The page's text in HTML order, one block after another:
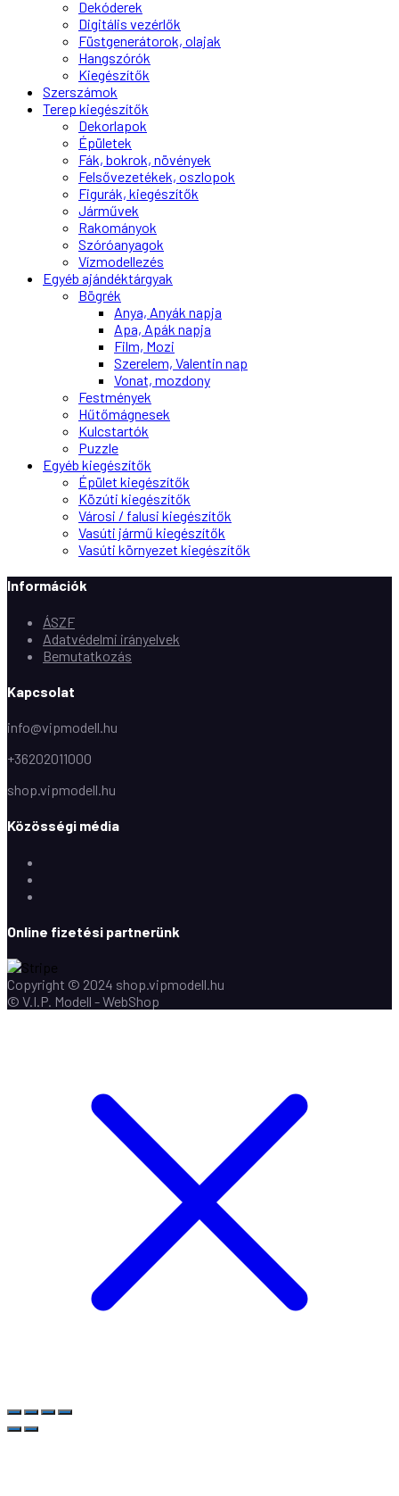
Dekóderek
Digitális vezérlők
Füstgenerátorok, olajak
Hangszórók
Kiegészítők
Szerszámok
Terep kiegészítők
Dekorlapok
Épületek
Fák, bokrok, növények
Felsővezetékek, oszlopok
Figurák, kiegészítők
Járművek
Rakományok
Szóróanyagok
Vízmodellezés
Egyéb ajándéktárgyak
Bögrék
Anya, Anyák napja
Apa, Apák napja
Film, Mozi
Szerelem, Valentin nap
Vonat, mozdony
Festmények
Hűtőmágnesek
Kulcstartók
Puzzle
Egyéb kiegészítők
Épület kiegészítők
Közúti kiegészítők
Városi / falusi kiegészítők
Vasúti jármű kiegészítők
Vasúti környezet kiegészítők
Információk
ÁSZF
Adatvédelmi irányelvek
Bemutatkozás
Kapcsolat
info@vipmodell.hu
+36202011000
shop.vipmodell.hu
Közösségi média
Online fizetési partnerünk
Copyright © 2024 shop.vipmodell.hu
© V.I.P. Modell - WebShop